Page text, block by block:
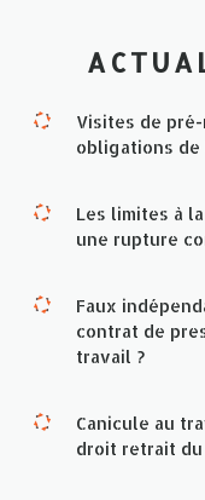
Visites de
obligations de
Les limites à
une rupture
Faux
contrat de
travail ?
Canicule au
droit retrait du